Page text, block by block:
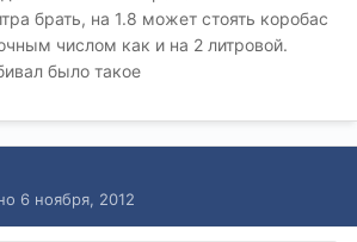
брать, на 1.8 может стоять коробас
числом как и на 2 литровой.
было такое
6 ноября, 2012